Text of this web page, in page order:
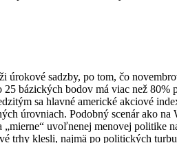
sadzby, po tom, čo
bázických bodov má viac než
sa hlavné americké akciové
úrovniach. Podobný scenár ako
uvoľnenej menovej
trhy klesli, najmä po politických